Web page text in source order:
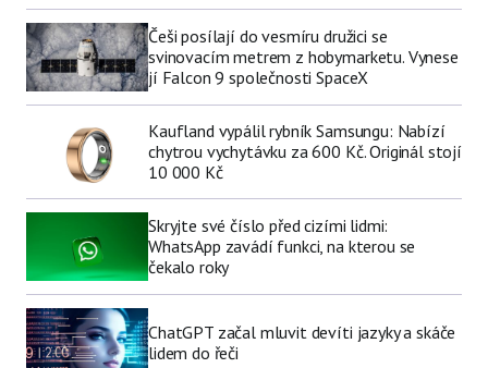
Češi posílají do vesmíru družici se
svinovacím metrem z hobymarketu. Vynese
jí Falcon 9 společnosti SpaceX
Kaufland vypálil rybník Samsungu: Nabízí
chytrou vychytávku za 600 Kč. Originál stojí
10 000 Kč
Skryjte své číslo před cizími lidmi:
WhatsApp zavádí funkci, na kterou se
čekalo roky
ChatGPT začal mluvit devíti jazyky a skáče
lidem do řeči